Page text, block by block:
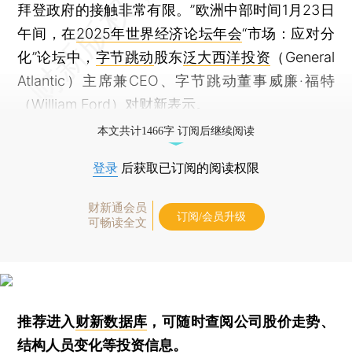
拜登政府的接触非常有限。”欧洲中部时间1月23日
午间，在2025年世界经济论坛年会“市场：应对分
化”论坛中， 字节跳动股东泛大西洋投资 （General
Atlantic）主席兼CEO、字节跳动董事威廉·福特
（William Ford）对财新表示。
本文共计1466字 订阅后继续阅读
登录 后获取已订阅的阅读权限
财新通会员
可畅读全文
订阅/会员升级
推荐进入财新数据库 ，可随时查阅公司股价走势、
结构人员变化等投资信息。